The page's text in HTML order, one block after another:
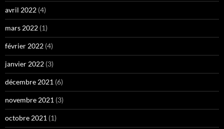
avril 2022 (4)
mars 2022 (1)
février 2022 (4)
janvier 2022 (3)
décembre 2021 (6)
novembre 2021 (3)
octobre 2021 (1)